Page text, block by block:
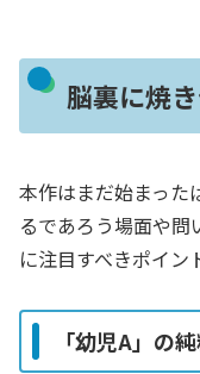
脳裏に焼
本作はまだ始まった
るであろう場面や問
に注目すべきポイン
「幼児A」の